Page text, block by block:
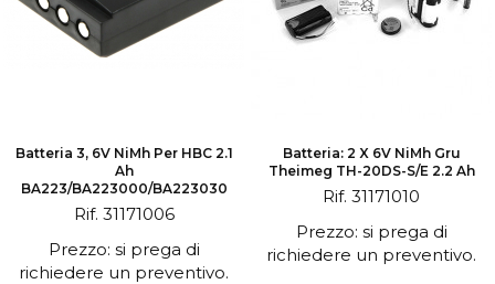
Batteria 3, 6V NiMh Per HBC 2.1
Ah
BA223/BA223000/BA223030
Rif. 31171006
Prezzo: si prega di
richiedere un preventivo.
Batteria: 2 X 6V NiMh Gru
Theimeg TH-20DS-S/E 2.2 Ah
Rif. 31171010
Prezzo: si prega di
richiedere un preventivo.